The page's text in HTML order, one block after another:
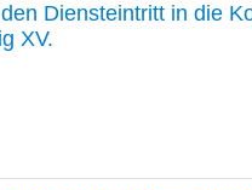
Diensteintritt in die
XV.